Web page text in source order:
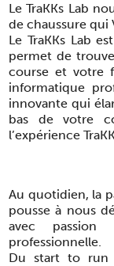
Le TraKKs Lab
de chaussure qui
Le TraKKs Lab
permet de
course et votre
informatique
innovante qui
bas de votre
l’expérience
Au quotidien, la
pousse à nous
avec
professionnelle.
Du start to run